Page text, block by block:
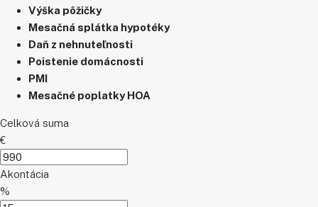
Výška pôžičky
Mesačná splátka hypotéky
Daň z nehnuteľnosti
Poistenie domácnosti
PMI
Mesačné poplatky HOA
Celková suma
€
Akontácia
%